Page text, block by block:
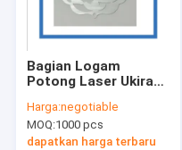
Tentang kami
Permintaan Penawaran
Bagian Logam
Potong Laser Ukiran
Harga:negotiable
MOQ:1000 pcs
dapatkan harga terbaru